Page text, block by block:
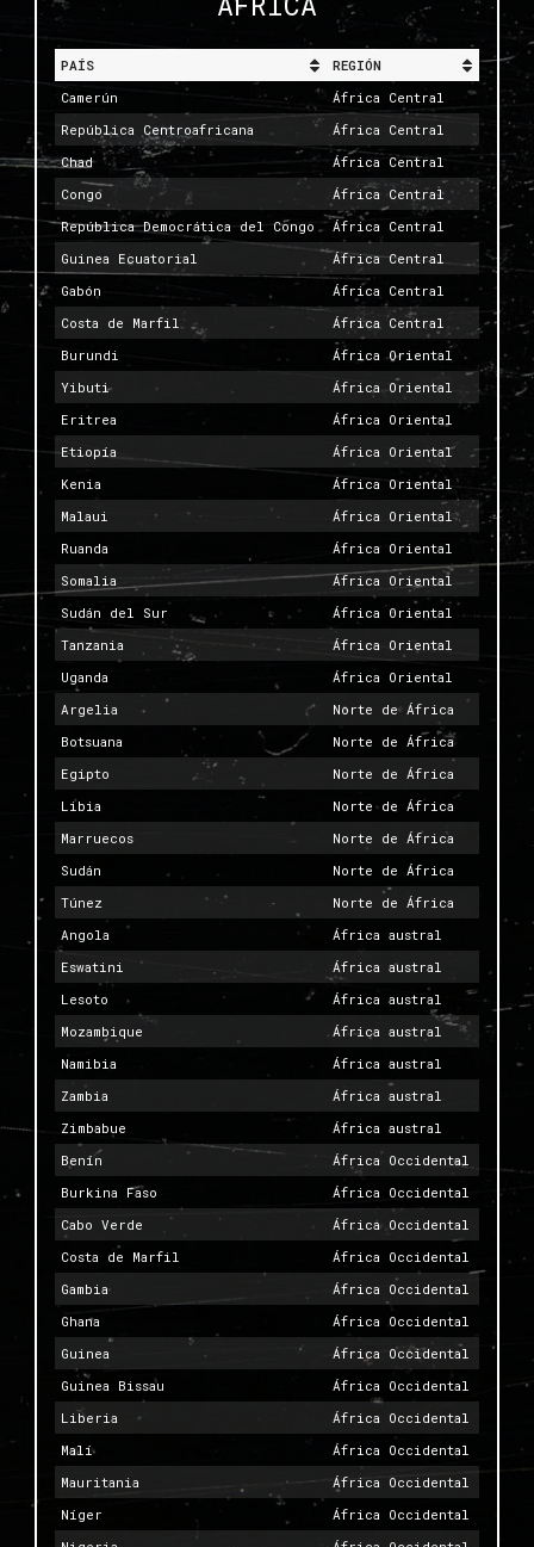
PAÍS
REGIÓN
Camerún
África Central
República Centroafricana
África Central
Chad
África Central
Congo
África Central
República Democrática del Congo
África Central
Guinea Ecuatorial
África Central
Gabón
África Central
Costa de Marfil
África Central
Burundi
África Oriental
Yibuti
África Oriental
Eritrea
África Oriental
Etiopía
África Oriental
Kenia
África Oriental
Malaui
África Oriental
Ruanda
África Oriental
Somalia
África Oriental
Sudán del Sur
África Oriental
Tanzania
África Oriental
Uganda
África Oriental
Argelia
Norte de África
Botsuana
Norte de África
Egipto
Norte de África
Libia
Norte de África
Marruecos
Norte de África
Sudán
Norte de África
Túnez
Norte de África
Angola
África austral
Eswatini
África austral
Lesoto
África austral
Mozambique
África austral
Namibia
África austral
Zambia
África austral
Zimbabue
África austral
Benín
África Occidental
Burkina Faso
África Occidental
Cabo Verde
África Occidental
Costa de Marfil
África Occidental
Gambia
África Occidental
Ghana
África Occidental
Guinea
África Occidental
Guinea Bissau
África Occidental
Liberia
África Occidental
Malí
África Occidental
Mauritania
África Occidental
Níger
África Occidental